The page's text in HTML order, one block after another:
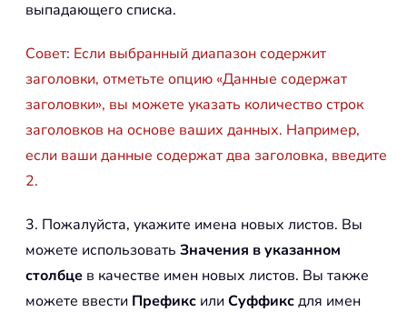
выпадающего списка.
Совет: Если выбранный диапазон содержит
заголовки, отметьте опцию «Данные содержат
заголовки», вы можете указать количество строк
заголовков на основе ваших данных. Например,
если ваши данные содержат два заголовка, введите
2.
3. Пожалуйста, укажите имена новых листов. Вы
можете использовать Значения в указанном
столбце в качестве имен новых листов. Вы также
можете ввести Префикс или Суффиксдля имен